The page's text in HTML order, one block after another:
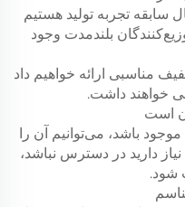
بلندمدت وجود
مناسبی ارائه خواهیم داد
خواهند داشت.
موجود باشد، می‌توانیم آن را
دارید در دسترس نباشد،
شود.